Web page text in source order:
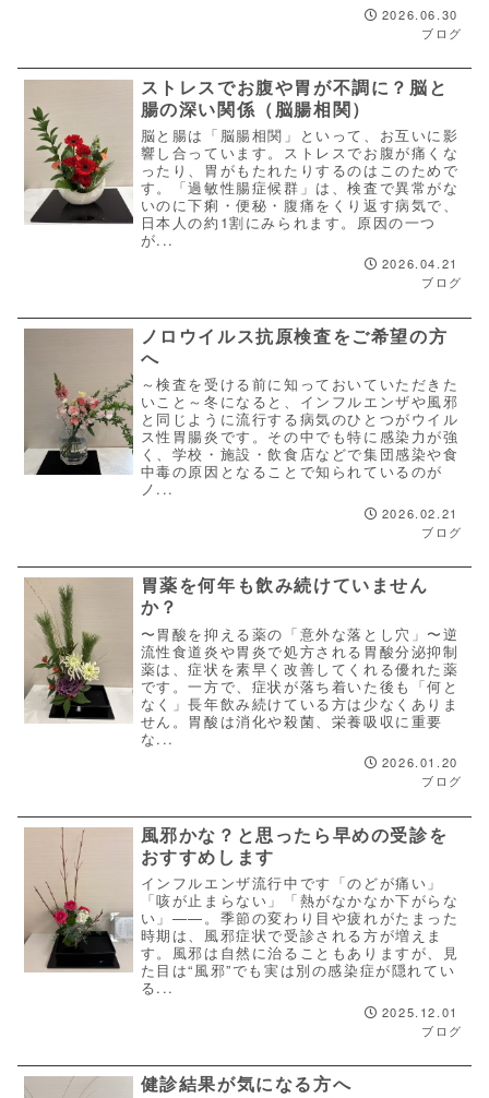
2026.06.30
ブログ
ストレスでお腹や胃が不調に？脳と
腸の深い関係（脳腸相関）
脳と腸は「脳腸相関」といって、お互いに影
響し合っています。ストレスでお腹が痛くな
ったり、胃がもたれたりするのはこのためで
す。「過敏性腸症候群」は、検査で異常がな
いのに下痢・便秘・腹痛をくり返す病気で、
日本人の約1割にみられます。原因の一つ
が...
2026.04.21
ブログ
ノロウイルス抗原検査をご希望の方
へ
～検査を受ける前に知っておいていただきた
いこと～冬になると、インフルエンザや風邪
と同じように流行する病気のひとつがウイル
ス性胃腸炎です。その中でも特に感染力が強
く、学校・施設・飲食店などで集団感染や食
中毒の原因となることで知られているのが
ノ...
2026.02.21
ブログ
胃薬を何年も飲み続けていません
か？
〜胃酸を抑える薬の「意外な落とし穴」〜逆
流性食道炎や胃炎で処方される胃酸分泌抑制
薬は、症状を素早く改善してくれる優れた薬
です。一方で、症状が落ち着いた後も「何と
なく」長年飲み続けている方は少なくありま
せん。胃酸は消化や殺菌、栄養吸収に重要
な...
2026.01.20
ブログ
風邪かな？と思ったら早めの受診を
おすすめします
インフルエンザ流行中です「のどが痛い」
「咳が止まらない」「熱がなかなか下がらな
い」——。季節の変わり目や疲れがたまった
時期は、風邪症状で受診される方が増えま
す。風邪は自然に治ることもありますが、見
た目は“風邪”でも実は別の感染症が隠れてい
る...
2025.12.01
ブログ
健診結果が気になる方へ